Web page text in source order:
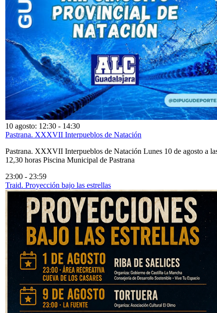
10 agosto: 12:30 - 14:30
Pastrana. XXXVII Interpueblos de Natación
Pastrana. XXXVII Interpueblos de Natación Lunes 10 de agosto a
12,30 horas Piscina Municipal de Pastrana
23:00 - 23:59
Traid. Proyección bajo las estrellas